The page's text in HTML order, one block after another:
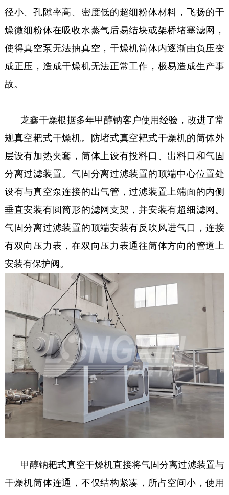
径小、孔隙率高、密度低的超细粉体材料，飞扬的干
燥微细粉体在吸收水蒸气后易结块或架桥堵塞滤网，
使得真空泵无法抽真空，干燥机筒体内逐渐由负压变
成正压，造成干燥机无法正常工作，极易造成生产事
故。
龙鑫干燥根据多年甲醇钠客户使用经验，改进了常
规真空耙式干燥机。防堵式真空耙式干燥机的筒体外
层设有加热夹套，筒体上设有投料口、出料口和气固
分离过滤装置。气固分离过滤装置的顶端中心位置处
设有与真空泵连接的出气管，过滤装置上端面的内侧
垂直安装有圆筒形的滤网支架，并安装有超细滤网。
气固分离过滤装置的顶端安装有反吹风进气口，连接
有双向压力表，在双向压力表通往筒体方向的管道上
安装有保护阀。
甲醇钠耙式真空干燥机直接将气固分离过滤装置与
干燥机筒体连通，不仅结构紧凑，所占空间小，使用